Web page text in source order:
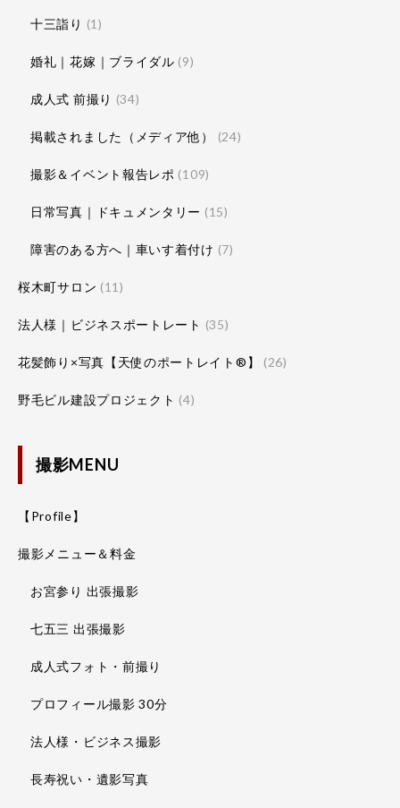
十三詣り (1)
婚礼｜花嫁｜ブライダル (9)
成人式 前撮り (34)
掲載されました（メディア他） (24)
撮影＆イベント報告レポ (109)
日常写真｜ドキュメンタリー (15)
障害のある方へ｜車いす着付け (7)
桜木町サロン (11)
法人様｜ビジネスポートレート (35)
花髪飾り×写真【天使のポートレイト®】 (26)
野毛ビル建設プロジェクト (4)
撮影MENU
【Profile】
撮影メニュー＆料金
お宮参り 出張撮影
七五三 出張撮影
成人式フォト・前撮り
プロフィール撮影 30分
法人様・ビジネス撮影
長寿祝い・遺影写真